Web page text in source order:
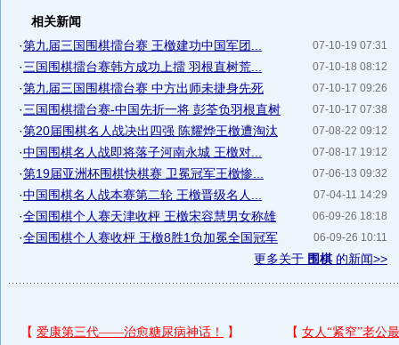
相关新闻
07-10-19 07:31
·第九届三国围棋擂台赛 王檄建功中国军团...
07-10-18 08:12
·三国围棋擂台赛韩方成功上擂 羽根直树荒...
07-10-17 09:26
·第九届三国围棋擂台赛 中方出师未捷身先死
07-10-17 07:38
·三国围棋擂台赛-中国先折一将 彭荃负羽根直树
07-08-22 09:12
·第20届围棋名人战决出四强 陈耀烨王檄遭淘汰
07-08-17 19:12
·中国围棋名人战即将落子河南永城 王檄对...
07-06-13 09:32
·第19届亚洲杯围棋快棋赛 卫冕冠军王檄惨...
07-04-11 14:29
·中国围棋名人战本赛第二轮 王檄晋级名人...
06-09-26 18:18
·全国围棋个人赛天津收枰 王檄宋容慧男女称雄
06-09-26 10:11
·全国围棋个人赛收枰 王檄8胜1负加冕全国冠军
更多关于 围棋的新闻>>